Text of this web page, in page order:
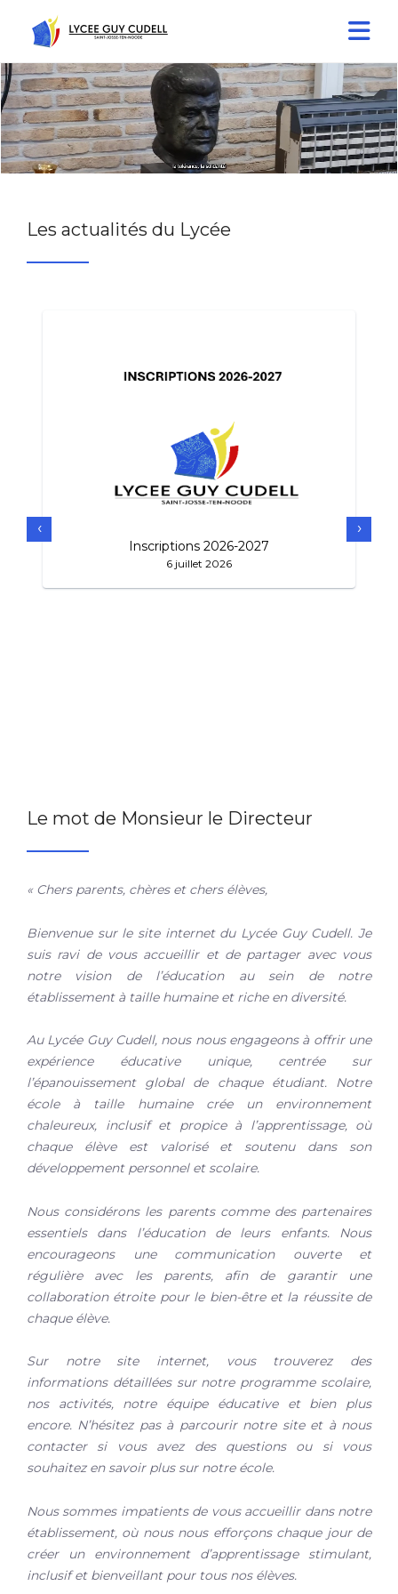
Les actualités du Lycée
Inscriptions 2026-2027
6 juillet 2026
‹ ›
Le mot de Monsieur le Directeur
« Chers parents, chères et chers élèves,
Bienvenue sur le site internet du Lycée Guy Cudell. Je
suis ravi de vous accueillir et de partager avec vous
notre vision de l’éducation au sein de notre
établissement à taille humaine et riche en diversité.
Au Lycée Guy Cudell, nous nous engageons à offrir une
expérience éducative unique, centrée sur
l’épanouissement global de chaque étudiant. Notre
école à taille humaine crée un environnement
chaleureux, inclusif et propice à l’apprentissage, où
chaque élève est valorisé et soutenu dans son
développement personnel et scolaire.
Nous considérons les parents comme des partenaires
essentiels dans l’éducation de leurs enfants. Nous
encourageons une communication ouverte et
régulière avec les parents, afin de garantir une
collaboration étroite pour le bien-être et la réussite de
chaque élève.
Sur notre site internet, vous trouverez des
informations détaillées sur notre programme scolaire,
nos activités, notre équipe éducative et bien plus
encore. N’hésitez pas à parcourir notre site et à nous
contacter si vous avez des questions ou si vous
souhaitez en savoir plus sur notre école.
Nous sommes impatients de vous accueillir dans notre
établissement, où nous nous efforçons chaque jour de
créer un environnement d’apprentissage stimulant,
inclusif et bienveillant pour tous nos élèves.